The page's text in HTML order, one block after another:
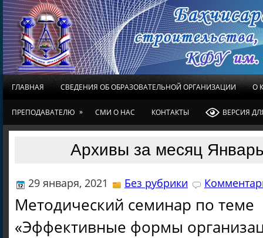
ГЛАВНАЯ СВЕДЕНИЯ ОБ ОБРАЗОВАТЕЛЬНОЙ ОРГАНИЗАЦИИ О
ПРЕПОДАВАТЕЛЮ » СМИ О НАС КОНТАКТЫ ВЕРСИЯ
Архивы за месяц
29 января, 2021 Без рубрики
Методический семинар по теме
«Эффективные формы